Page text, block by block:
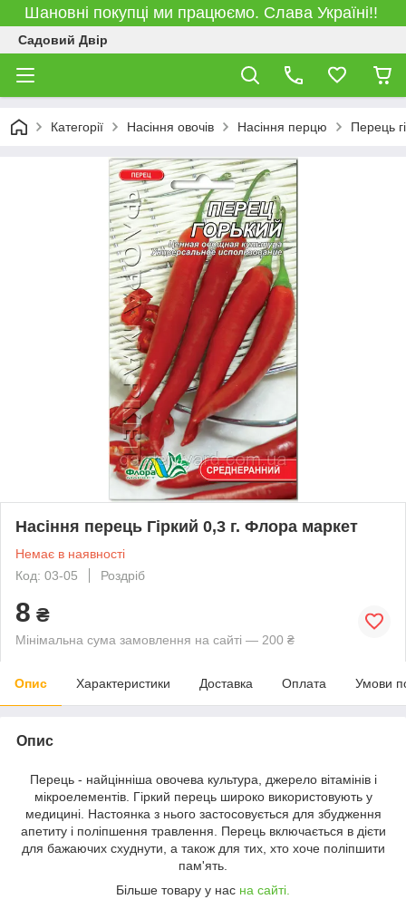
Шановні покупці ми працюємо. Слава Україні!!
Садовий Двір
Категорії Насіння овочів Насіння перцю Перець
Насіння перець Гіркий 0,3 г. Флора маркет
Немає в наявності
Код: 03-05
Роздріб
8 ₴
Мінімальна сума замовлення на сайті — 200 ₴
Опис Характеристики Доставка Оплата Умови
Опис
Перець - найцінніша овочева культура, джерело вітамінів і
мікроелементів. Гіркий перець широко використовують у
медицині. Настоянка з нього застосовується для збудження
апетиту і поліпшення травлення. Перець включається в дієти
для бажаючих схуднути, а також для тих, хто хоче поліпшити
пам'ять.
Більше товару у нас на сайті.